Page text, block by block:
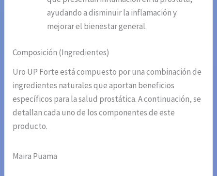
ayudando a disminuir la inflamación y
mejorar el bienestar general.
Composición (Ingredientes)
Uro UP Forte está compuesto por una combinación de
ingredientes naturales que aportan beneficios
específicos para la salud prostática. A continuación, se
detallan cada uno de los componentes de este
producto.
Maira Puama